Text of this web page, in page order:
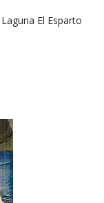
El Esparto